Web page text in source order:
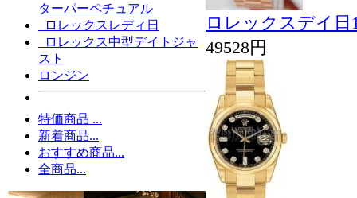
ターパーペチュアル
ロレックスレディ日
ロレックス中型デイトジャ
スト
ロンジン
特価商品 ...
新着商品...
おすすめ商品...
全商品...
ロレックスデイ日
49528円